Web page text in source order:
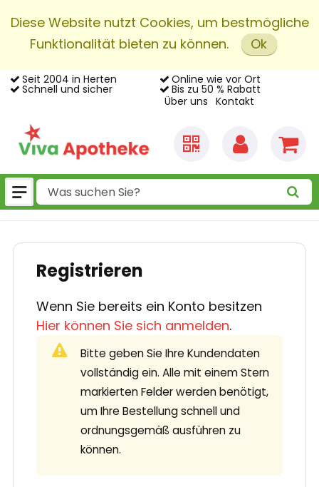
Diese Website nutzt Cookies, um bestmögliche
Funktionalität bieten zu können.
Ok
Seit 2004 in Herten Online wie vor Ort
Schnell und sicher
Bis zu 50 % Rabatt
Über uns Kontakt
Registrieren
Wenn Sie bereits ein Konto besitzen
Hier können Sie sich anmelden.
Bitte geben Sie Ihre Kundendaten
vollständig ein. Alle mit einem Stern
markierten Felder werden benötigt,
um Ihre Bestellung schnell und
ordnungsgemäß ausführen zu
können.